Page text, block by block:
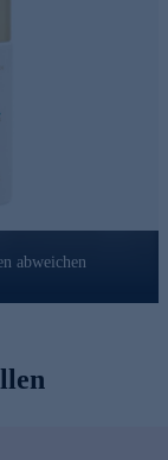
online bestellen.
abweichen